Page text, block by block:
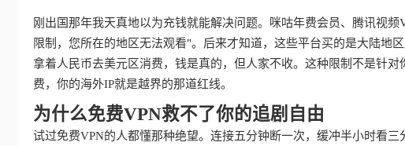
刚出国那年我天真地以为充钱就能解决问题。咪咕年费会员、腾讯视
限制，您所在的地区无法观看"。后来才知道，这些平台买的是大陆地
拿着人民币去美元区消费，钱是真的，但人家不收。这种限制不是针
费，你的海外IP就是越界的那道红线。
为什么免费VPN救不了你的追剧自由
试过免费VPN的人都懂那种绝望。连接五分钟断一次，缓冲半小时看